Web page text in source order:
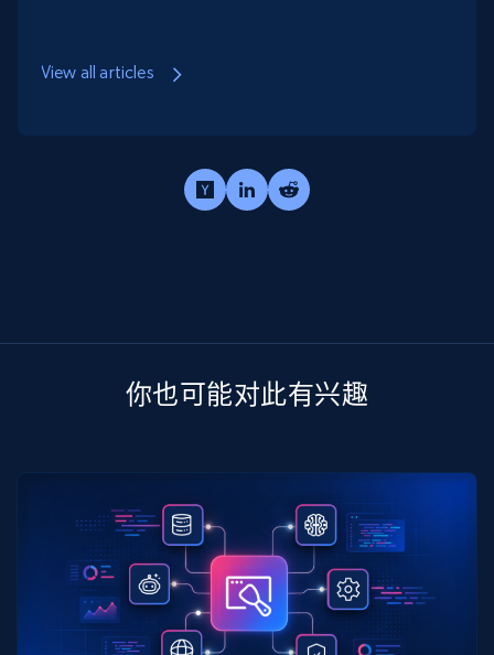
View all articles
你也可能对此有兴趣